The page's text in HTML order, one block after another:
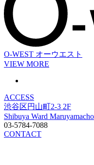
O-WEST オーウエスト
VIEW MORE
ACCESS
渋谷区円山町2-3 2F
Shibuya Ward
03-5784-7088
CONTACT